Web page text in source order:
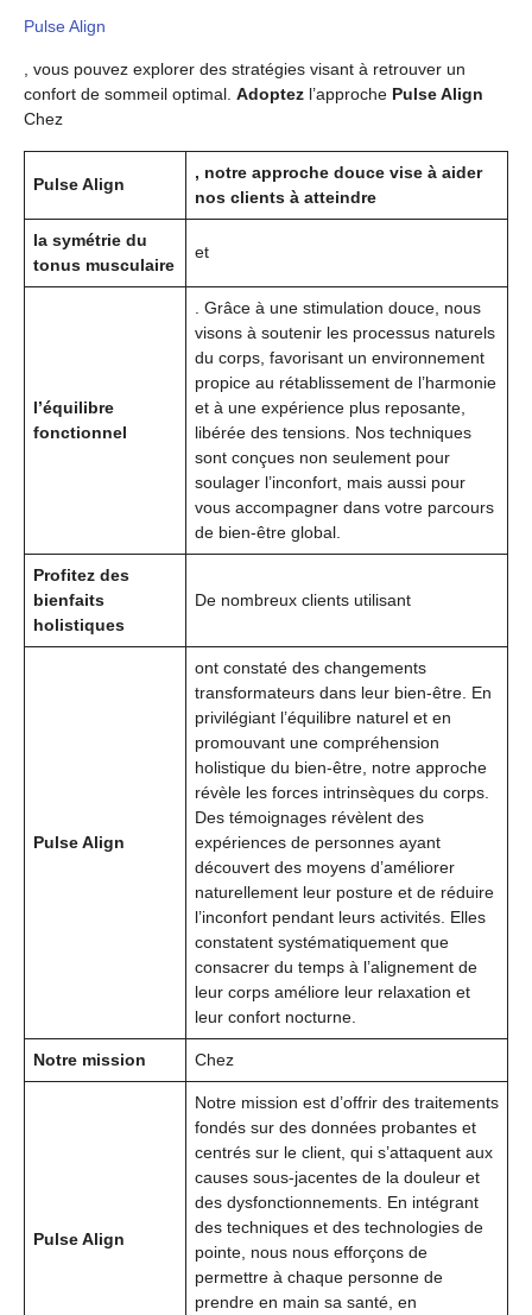
Pulse Align
, vous pouvez explorer des stratégies visant à retrouver un
confort de sommeil optimal. Adoptez l’approche Pulse Align
Chez
Pulse Align
, notre approche douce vise à aider
nos clients à atteindre
la symétrie du
tonus musculaire
et
l’équilibre
fonctionnel
. Grâce à une stimulation douce, nous
visons à soutenir les processus naturels
du corps, favorisant un environnement
propice au rétablissement de l’harmonie
et à une expérience plus reposante,
libérée des tensions. Nos techniques
sont conçues non seulement pour
soulager l’inconfort, mais aussi pour
vous accompagner dans votre parcours
de bien-être global.
Profitez des
bienfaits
holistiques
De nombreux clients utilisant
Pulse Align
ont constaté des changements
transformateurs dans leur bien-être. En
privilégiant l’équilibre naturel et en
promouvant une compréhension
holistique du bien-être, notre approche
révèle les forces intrinsèques du corps.
Des témoignages révèlent des
expériences de personnes ayant
découvert des moyens d’améliorer
naturellement leur posture et de réduire
l’inconfort pendant leurs activités. Elles
constatent systématiquement que
consacrer du temps à l’alignement de
leur corps améliore leur relaxation et
leur confort nocturne.
Notre mission Chez
Pulse Align
Notre mission est d’offrir des traitements
fondés sur des données probantes et
centrés sur le client, qui s’attaquent aux
causes sous-jacentes de la douleur et
des dysfonctionnements. En intégrant
des techniques et des technologies de
pointe, nous nous efforçons de
permettre à chaque personne de
prendre en main sa santé, en